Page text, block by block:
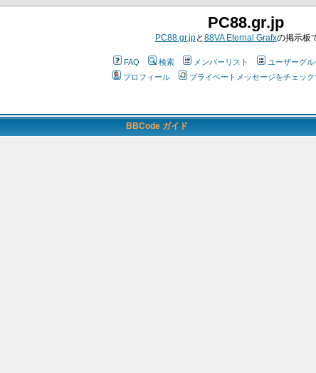
PC88.gr.jp
PC88.gr.jpと88VA Eternal Grafxの掲示板
FAQ 検索 メンバーリスト ユーザーグ
プロフィール
プライベートメッセージをチェック
BBCode ガイド